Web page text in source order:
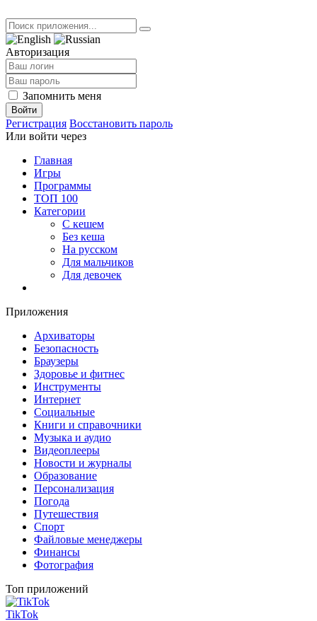
Авторизация
Запомнить меня
Войти
Регистрация Восстановить пароль
Или войти через
Главная
Игры
Программы
ТОП 100
Категории
С кешем
Без кеша
На русском
Для мальчиков
Для девочек
Приложения
Архиваторы
Безопасность
Браузеры
Здоровье и фитнес
Инструменты
Интернет
Социальные
Книги и справочники
Музыка и аудио
Видеоплееры
Новости и журналы
Образование
Персонализация
Погода
Путешествия
Спорт
Файловые менеджеры
Финансы
Фотография
Топ приложений
TikTok